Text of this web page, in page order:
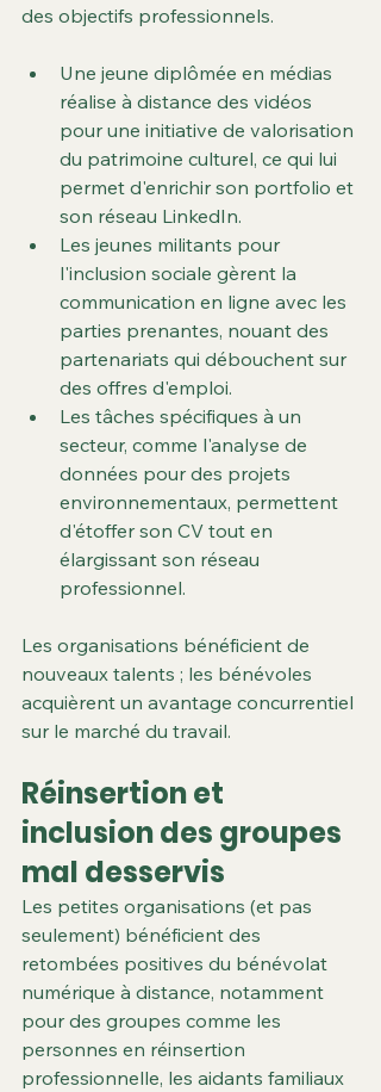
des objectifs professionnels.
Une jeune diplômée en médias
réalise à distance des vidéos
pour une initiative de valorisation
du patrimoine culturel, ce qui lui
permet d'enrichir son portfolio et
son réseau LinkedIn.
Les jeunes militants pour
l'inclusion sociale gèrent la
communication en ligne avec les
parties prenantes, nouant des
partenariats qui débouchent sur
des offres d'emploi.
Les tâches spécifiques à un
secteur, comme l'analyse de
données pour des projets
environnementaux, permettent
d'étoffer son CV tout en
élargissant son réseau
professionnel.
Les organisations bénéficient de
nouveaux talents ; les bénévoles
acquièrent un avantage concurrentiel
sur le marché du travail.
Réinsertion et
inclusion des groupes
mal desservis
Les petites organisations (et pas
seulement) bénéficient des
retombées positives du bénévolat
numérique à distance, notamment
pour des groupes comme les
personnes en réinsertion
professionnelle, les aidants familiaux